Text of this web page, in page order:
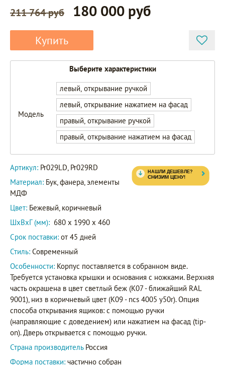
211 764 руб 180 000 руб
Купить
Выберите характеристики
Модель
левый, открывание ручкой
левый, открывание нажатием на фасад
правый, открывание ручкой
правый, открывание нажатием на фасад
Pr029LD
Pr029RD
Артикул: Pr029LD, Pr029RD
Материал: Бук, фанера, элементы
МДФ
Цвет: Бежевый, коричневый
ШxВxГ (мм): 680 x 1990 x 460
Срок поставки: от 45 дней
Стиль: Современный
Особенности: Корпус поставляется в собранном виде.
Требуется установка крышки и основания с ножками. Верхняя
часть окрашена в цвет светлый беж (K07 - ближайший RAL
9001), низ в коричневый цвет (K09 - ncs 4005 y50r). Опция
способа открывания ящиков: с помощью ручки
(направляющие с доведением) или нажатием на фасад (tip-
on). Дверь открывается с помощью ручки.
Страна производитель Россия
Форма поставки: частично собран